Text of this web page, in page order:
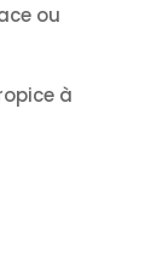
ou
à